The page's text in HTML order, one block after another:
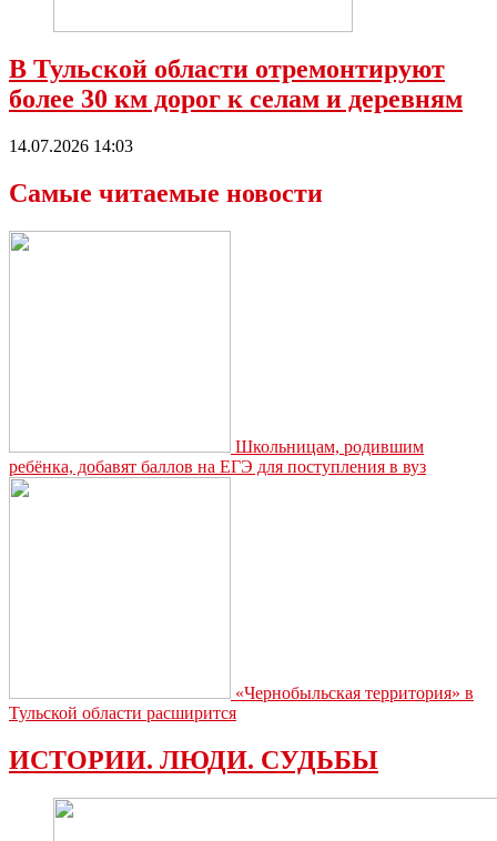
В Тульской области отремонтируют
более 30 км дорог к селам и деревням
14.07.2026 14:03
Самые читаемые новости
Школьницам, родившим
ребёнка, добавят баллов на ЕГЭ для поступления в вуз
«Чернобыльская территория» в
Тульской области расширится
ИСТОРИИ. ЛЮДИ. СУДЬБЫ